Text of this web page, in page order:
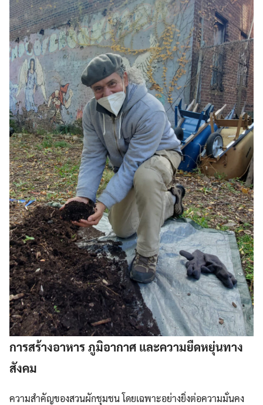
การสร้างอาหาร ภูมิอากาศ และความยืดหยุ่นทาง
สังคม
ความสำคัญของสวนผักชุมชน โดยเฉพาะอย่างยิ่งต่อความมั่นคง